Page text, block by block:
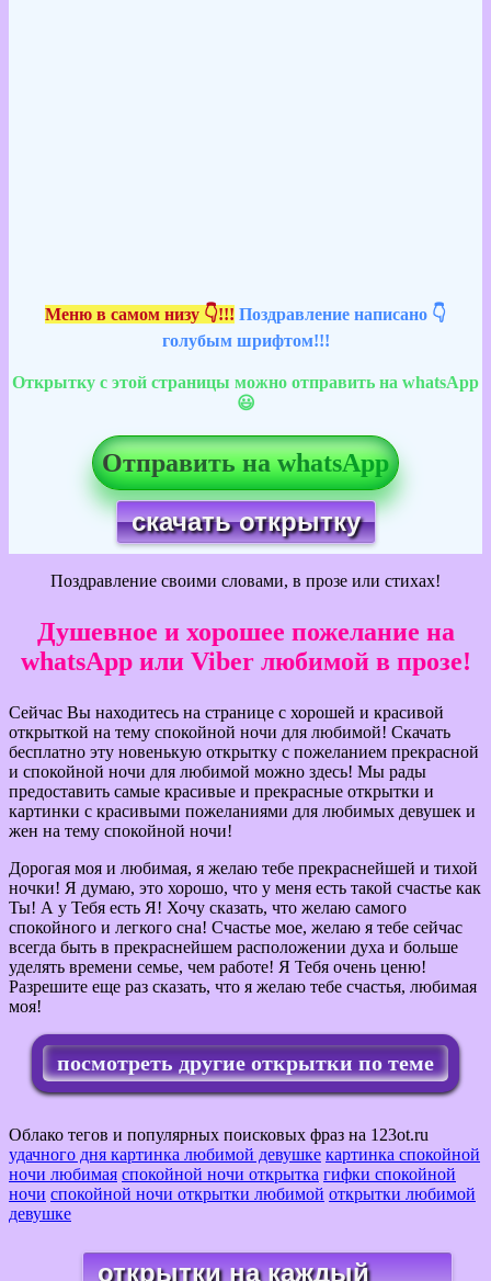
Меню в самом низу 👇!!! Поздравление написано 👇
голубым шрифтом!!!
Открытку с этой страницы можно отправить на whatsApp
😃
Отправить на whatsApp
скачать открытку
Поздравление своими словами, в прозе или стихах!
Душевное и хорошее пожелание на
whatsApp или Viber любимой в прозе!
Сейчас Вы находитесь на странице с хорошей и красивой
открыткой на тему спокойной ночи для любимой! Скачать
бесплатно эту новенькую открытку с пожеланием прекрасной
и спокойной ночи для любимой можно здесь! Мы рады
предоставить самые красивые и прекрасные открытки и
картинки с красивыми пожеланиями для любимых девушек и
жен на тему спокойной ночи!
Дорогая моя и любимая, я желаю тебе прекраснейшей и тихой
ночки! Я думаю, это хорошо, что у меня есть такой счастье как
Ты! А у Тебя есть Я! Хочу сказать, что желаю самого
спокойного и легкого сна! Счастье мое, желаю я тебе сейчас
всегда быть в прекраснейшем расположении духа и больше
уделять времени семье, чем работе! Я Тебя очень ценю!
Разрешите еще раз сказать, что я желаю тебе счастья, любимая
моя!
посмотреть другие открытки по теме
Облако тегов и популярных поисковых фраз на 123ot.ru
удачного дня картинка любимой девушке картинка спокойной
ночи любимая спокойной ночи открытка гифки спокойной
ночи спокойной ночи открытки любимой открытки любимой
девушке
открытки на каждый